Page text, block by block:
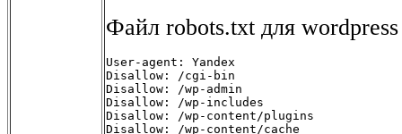
Файл robots.txt для
User-agent: Yandex
Disallow: /cgi-bin
Disallow: /wp-admin
Disallow: /wp-includes
Disallow: /wp-content/plugins
Disallow: /wp-content/cache